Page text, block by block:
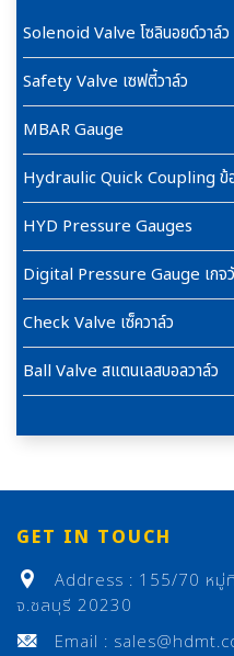
Solenoid Valve โซลินอยด์วาล์ว
Safety Valve เซฟตี้วาล์ว
MBAR Gauge
Hydraulic Quick Coupling ข้
HYD Pressure Gauges
Digital Pressure Gauge เกจ
Check Valve เซ็ควาล์ว
Ball Valve สแตนเลสบอลวาล์ว
GET IN TOUCH
Address : 155/70 หมู่
จ.ชลบุรี 20230
Email :